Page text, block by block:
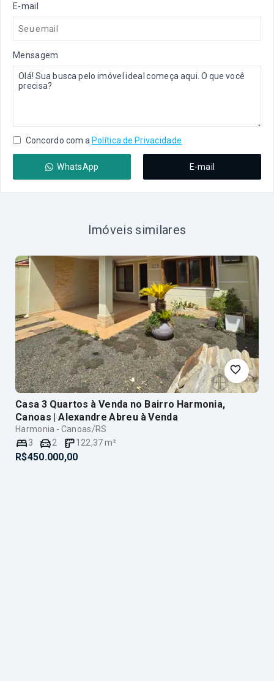
E-mail
Mensagem
Concordo com a Política de Privacidade
WhatsApp E-mail
Imóveis similares
Casa 3 Quartos à Venda no Bairro Harmonia,
Canoas | Alexandre Abreu à Venda
Harmonia - Canoas/RS
3
2 122,37m²
R$450.000,00